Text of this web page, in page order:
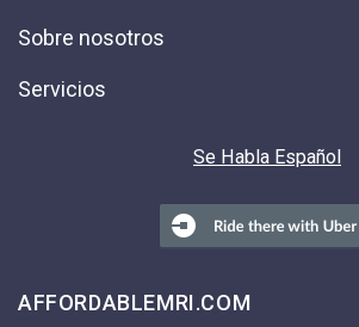
Sobre nosotros
Servicios
Se Habla Español
AFFORDABLEMRI.COM